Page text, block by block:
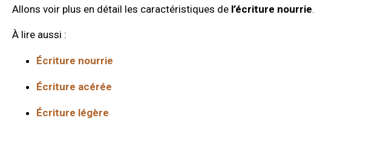
Allons voir plus en détail les caractéristiques de l’écriture nourrie.
À lire aussi :
Écriture nourrie
Écriture acérée
Écriture légère